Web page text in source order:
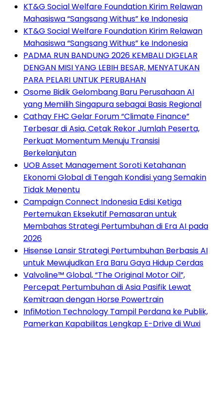
KT&G Social Welfare Foundation Kirim Relawan
Mahasiswa “Sangsang Withus” ke Indonesia
KT&G Social Welfare Foundation Kirim Relawan
Mahasiswa “Sangsang Withus” ke Indonesia
PADMA RUN BANDUNG 2026 KEMBALI DIGELAR
DENGAN MISI YANG LEBIH BESAR, MENYATUKAN
PARA PELARI UNTUK PERUBAHAN
Osome Bidik Gelombang Baru Perusahaan AI
yang Memilih Singapura sebagai Basis Regional
Cathay FHC Gelar Forum “Climate Finance”
Terbesar di Asia, Cetak Rekor Jumlah Peserta,
Perkuat Momentum Menuju Transisi
Berkelanjutan
UOB Asset Management Soroti Ketahanan
Ekonomi Global di Tengah Kondisi yang Semakin
Tidak Menentu
Campaign Connect Indonesia Edisi Ketiga
Pertemukan Eksekutif Pemasaran untuk
Membahas Strategi Pertumbuhan di Era AI pada
2026
Hisense Lansir Strategi Pertumbuhan Berbasis AI
untuk Mewujudkan Era Baru Gaya Hidup Cerdas
Valvoline™ Global, “The Original Motor Oil”,
Percepat Pertumbuhan di Asia Pasifik Lewat
Kemitraan dengan Horse Powertrain
InfiMotion Technology Tampil Perdana ke Publik,
Pamerkan Kapabilitas Lengkap E-Drive di Wuxi